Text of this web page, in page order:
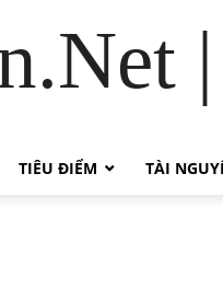
TIÊU ĐIỂM TÀI